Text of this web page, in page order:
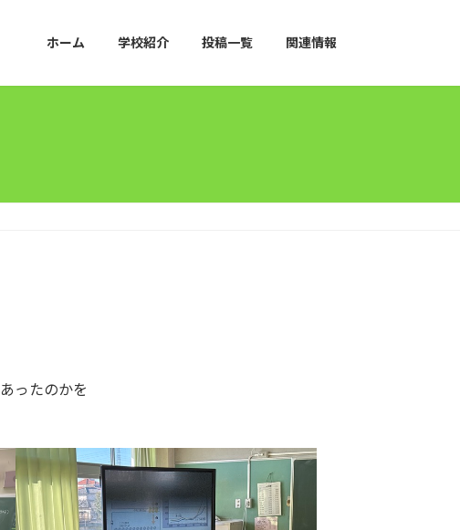
ホーム 学校紹介 投稿一覧 関連情報
ったのかを